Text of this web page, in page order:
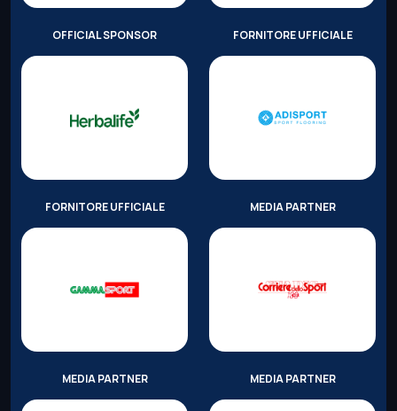
OFFICIAL SPONSOR FORNITORE UFFICIALE
FORNITORE UFFICIALE MEDIA PARTNER
MEDIA PARTNER MEDIA PARTNER